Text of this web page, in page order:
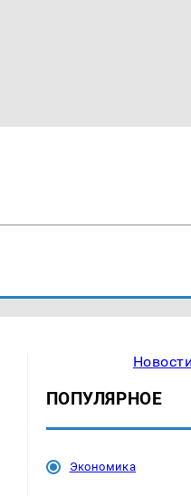
ПОПУЛЯРНОЕ
Экономика